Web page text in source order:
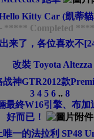
Kitty Car (凱蒂
***** Completed
来了，各位喜欢不
改裝 Toyota Altezza
战神GTR2012款
3 4 5 6.. 8
最終W16引擎、布
好而已！
唯一的法拉利 SP48